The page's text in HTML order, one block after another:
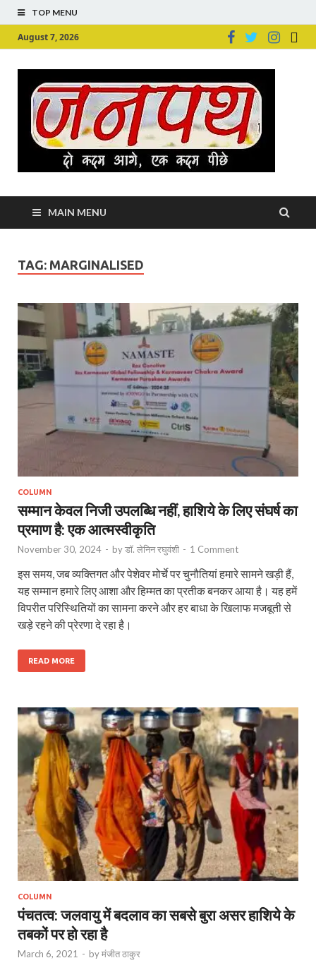
TOP MENU
August 7, 2026
MAIN MENU
TAG: MARGINALISED
COLUMN
सम्मान केवल निजी उपलब्धि नहीं, हाशिये के लिए संघर्ष का
प्रमाण है: एक आत्मस्वीकृति
November 30, 2024 - byडॉ. लेनिन रघुवंशी - 1 Comment
इस समय, जब व्यक्तिगत और पेशेवर मोर्चे पर चुनौतियां हमारे सामने खड़ी हैं,
यह सम्मान हमारे लिए आशा और हिम्मत का प्रतीक बनकर आया है। यह हमें
विपरीत परिस्थितियों का सामना करने और हर बाधा के खिलाफ मजबूती से
खड़े रहने की प्रेरणा दे रहा है।
READ MORE
COLUMN
पंचतत्व: जलवायु में बदलाव का सबसे बुरा असर हाशिये के
तबकों पर हो रहा है
March 6, 2021 - byमंजीत ठाकुर